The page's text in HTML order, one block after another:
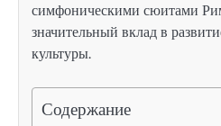
симфоническими сюитами
значительный вклад в
культуры.
Содержание